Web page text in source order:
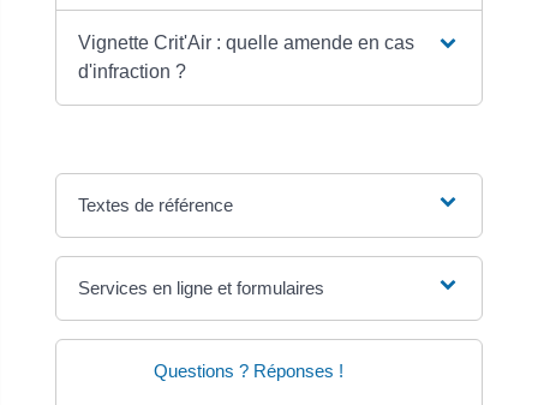
Vignette Crit'Air : quelle amende en cas
d'infraction ?
Textes de référence
Services en ligne et formulaires
Questions ? Réponses !